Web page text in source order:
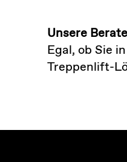
Unsere
Egal, ob Sie
Treppenlift-